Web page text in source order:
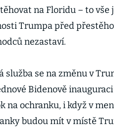
na Floridu – to vše
Trumpa před
nezastaví.
služba se na změnu v
Bidenově
na ochranku, i když v
budou mít v místě